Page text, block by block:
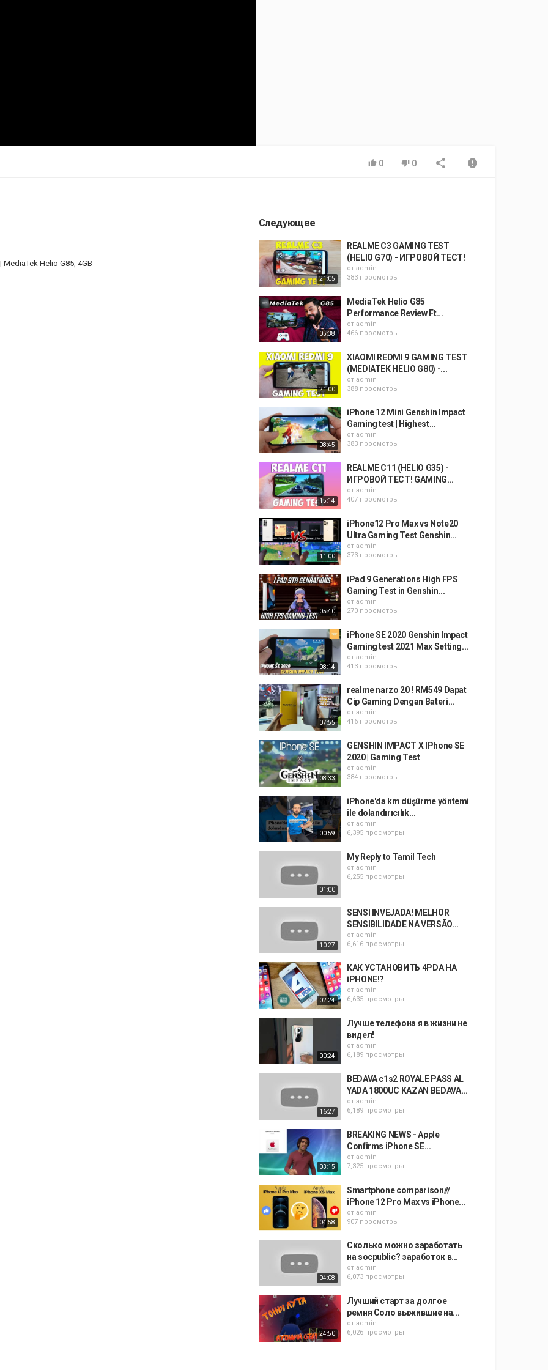
0 0
Helio G85, 4GB
Следующее
21:05
REALME C3 GAMING TEST
(HELIO G70) - ИГРОВОЙ ТЕСТ!
от admin
383 просмотры
05:38
MediaTek Helio G85
Performance Review Ft...
от admin
466 просмотры
21:00
XIAOMI REDMI 9 GAMING TEST
(MEDIATEK HELIO G80) -...
от admin
388 просмотры
08:45
iPhone 12 Mini Genshin Impact
Gaming test | Highest...
от admin
383 просмотры
15:14
REALME C11 (HELIO G35) -
ИГРОВОЙ ТЕСТ! GAMING...
от admin
407 просмотры
11:00
iPhone12 Pro Max vs Note20
Ultra Gaming Test Genshin...
от admin
373 просмотры
05:40
iPad 9 Generations High FPS
Gaming Test in Genshin...
от admin
270 просмотры
08:14
iPhone SE 2020 Genshin Impact
Gaming test 2021 Max Setting...
от admin
413 просмотры
07:55
realme narzo 20 ! RM549 Dapat
Cip Gaming Dengan Bateri...
от admin
416 просмотры
08:33
GENSHIN IMPACT X IPhone SE
2020 | Gaming Test
от admin
384 просмотры
00:59
iPhone'da km düşürme yöntemi
ile dolandırıcılık...
от admin
6,395 просмотры
01:00
My Reply to Tamil Tech
от admin
6,255 просмотры
10:27
SENSI INVEJADA! MELHOR
SENSIBILIDADE NA VERSÃO...
от admin
6,616 просмотры
02:24
КАК УСТАНОВИТЬ 4PDA НА
iPHONE!?
от admin
6,635 просмотры
00:24
Лучше телефона я в жизни не
видел!
от admin
6,189 просмотры
16:27
BEDAVA c1s2 ROYALE PASS AL
YADA 1800UC KAZAN BEDAVA...
от admin
6,189 просмотры
03:15
BREAKING NEWS - Apple
Confirms iPhone SE...
от admin
7,325 просмотры
04:58
Smartphone comparison///
iPhone 12 Pro Max vs iPhone...
от admin
907 просмотры
04:08
Сколько можно заработать
на socpublic? заработок в...
от admin
6,073 просмотры
24:50
Лучший старт за долгое
ремня Соло выжившие на...
от admin
6,026 просмотры